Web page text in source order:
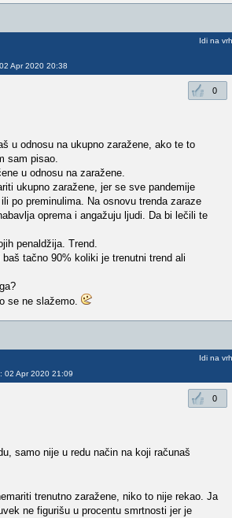
Apr 2020 20:38
Idi na vrh
0
u odnosu na ukupno zaražene, ako te to
sam pisao.
u odnosu na zaražene.
ukupno zaražene, jer se sve pandemije
po preminulima. Na osnovu trenda zaraze
oprema i angažuju ljudi. Da bi lečili te
penaldžija. Trend.
tačno 90% koliki je trenutni trend ali
se ne slažemo.
02 Apr 2020 21:09
Idi na vrh
0
samo nije u redu način na koji računaš
trenutno zaražene, niko to nije rekao. Ja
ne figurišu u procentu smrtnosti jer je